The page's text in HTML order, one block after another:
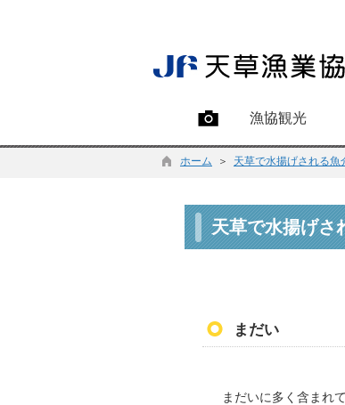
漁協観光
ホーム ＞ 天草で水揚げされる魚
天草で水揚げさ
まだい
まだいに多く含まれ